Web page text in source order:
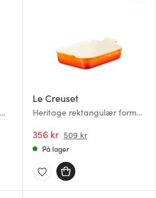
Le Creuset
Heritage rektangulær form
356 kr 509 kr
På lager